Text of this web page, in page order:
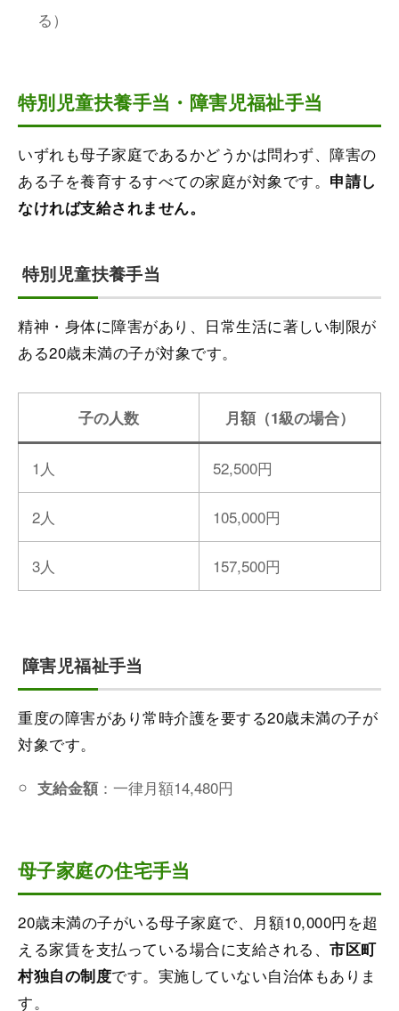
る）
特別児童扶養手当・障害児福祉手当
いずれも母子家庭であるかどうかは問わず、障害の
ある子を養育するすべての家庭が対象です。 申請し
なければ支給されません。
特別児童扶養手当
精神・身体に障害があり、日常生活に著しい制限が
ある20歳未満の子が対象です。
子の人数 月額（1級の場合）
1人 52,500円
2人 105,000円
3人 157,500円
障害児福祉手当
重度の障害があり常時介護を要する20歳未満の子が
対象です。
支給金額：一律月額14,480円
母子家庭の住宅手当
20歳未満の子がいる母子家庭で、月額10,000円を超
える家賃を支払っている場合に支給される、市区町
村独自の制度です。実施していない自治体もありま
す。